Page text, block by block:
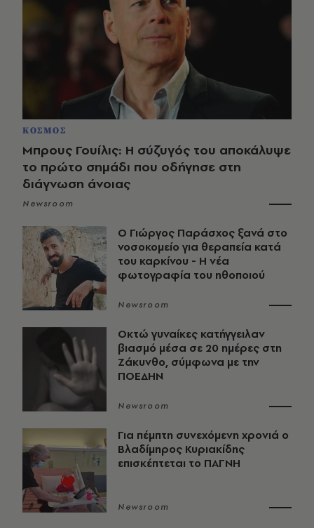
ΚΟΣΜΟΣ
Μπρους Γουίλις: Η σύζυγός του αποκάλυψε
το πρώτο σημάδι που οδήγησε στη
διάγνωση άνοιας
Newsroom
O Γιώργος Παράσχος ξανά στο
νοσοκομείο για θεραπεία κατά
του καρκίνου - Η νέα
φωτογραφία του ηθοποιού
Newsroom
Οκτώ γυναίκες κατήγγειλαν
βιασμό μέσα σε 20 ημέρες στη
Ζάκυνθο, σύμφωνα με την
ΠΟΕΔΗΝ
Newsroom
Για πέμπτη συνεχόμενη χρονιά ο
Βλαδίμηρος Κυριακίδης
επισκέπτεται το ΠΑΓΝΗ
Newsroom